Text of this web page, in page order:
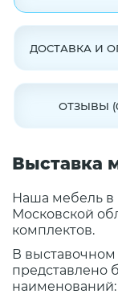
ДОСТАВКА И
ОТЗЫВЫ
Выставка
Наша мебель
Московской
комплектов.
В
представлено